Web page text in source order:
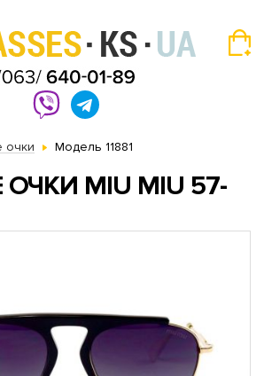
очки Модель 11881
MIU MIU 57-